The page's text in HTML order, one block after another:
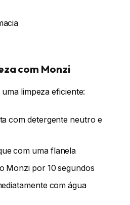
com Monzi
limpeza eficiente:
com detergente neutro e
com uma flanela
Monzi por 10 segundos
com água